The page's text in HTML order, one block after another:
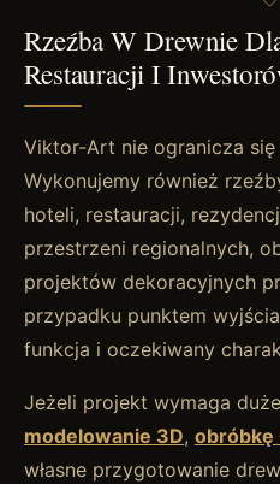
Rzeźba W Drewnie
Restauracji I
Viktor-Art nie ogranicza
Wykonujemy również
hoteli, restauracji,
przestrzeni regionalnych,
projektów dekoracyjnych
przypadku punktem
funkcja i oczekiwany
Jeżeli projekt wymaga
modelowanie 3D, obróbkę
własne przygotowanie